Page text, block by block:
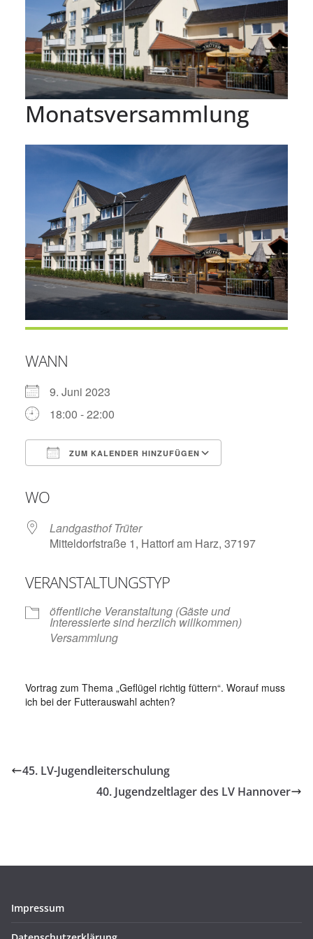
Monatsversammlung
WANN
9. Juni 2023
18:00 - 22:00
ZUM KALENDER HINZUFÜGEN
WO
Landgasthof Trüter
Mitteldorfstraße 1, Hattorf am Harz, 37197
VERANSTALTUNGSTYP
öffentliche Veranstaltung (Gäste und
Interessierte sind herzlich willkommen)
Versammlung
Vortrag zum Thema „Geflügel richtig füttern“. Worauf muss
ich bei der Futterauswahl achten?
45. LV-Jugendleiterschulung
40. Jugendzeltlager des LV Hannover
Impressum